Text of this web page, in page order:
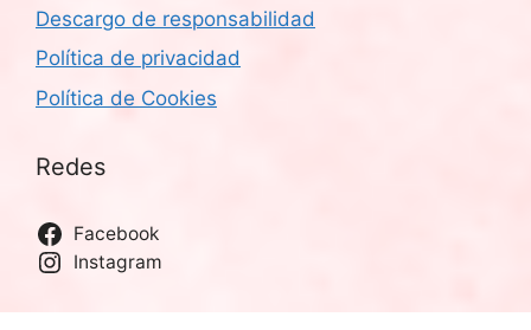
Descargo de responsabilidad
Política de privacidad
Política de Cookies
Redes
Facebook
Instagram